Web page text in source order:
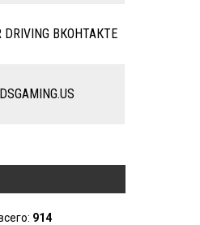
DRIVING ВКОНТАКТЕ
914